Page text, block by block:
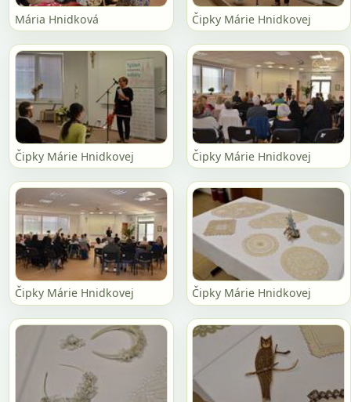
Mária Hnidková Čipky Márie Hnidkovej
Čipky Márie Hnidkovej Čipky Márie Hnidkovej
Čipky Márie Hnidkovej Čipky Márie Hnidkovej